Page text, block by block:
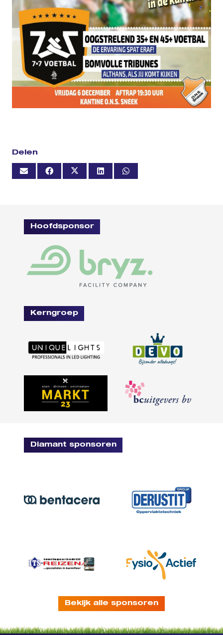
Delen
Hoofdsponsor
Kerngroep
Diamant sponsoren
Bekijk alle sponsoren